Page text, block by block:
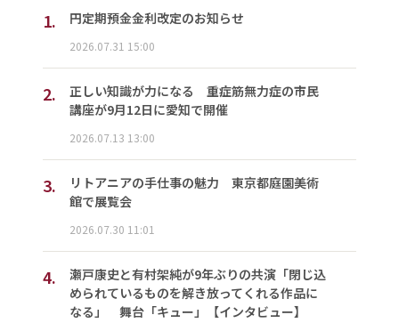
1.
円定期預金金利改定のお知らせ
2026.07.31 15:00
2.
正しい知識が力になる 重症筋無力症の市民
講座が9月12日に愛知で開催
2026.07.13 13:00
3.
リトアニアの手仕事の魅力 東京都庭園美術
館で展覧会
2026.07.30 11:01
4.
瀬戸康史と有村架純が9年ぶりの共演「閉じ込
められているものを解き放ってくれる作品に
なる」 舞台「キュー」【インタビュー】